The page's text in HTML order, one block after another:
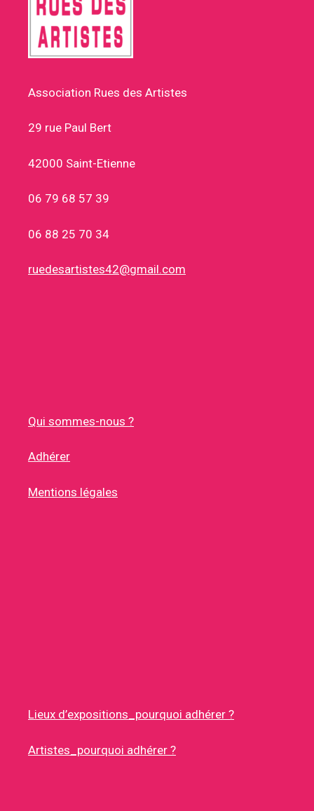
Association Rues des Artistes
29 rue Paul Bert
42000 Saint-Etienne
06 79 68 57 39
06 88 25 70 34
ruedesartistes42@gmail.com
Qui sommes-nous ?
Adhérer
Mentions légales
Lieux d’expositions_pourquoi adhérer ?
Artistes_pourquoi adhérer ?